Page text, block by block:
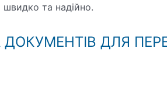
та надійно.
ДЛЯ